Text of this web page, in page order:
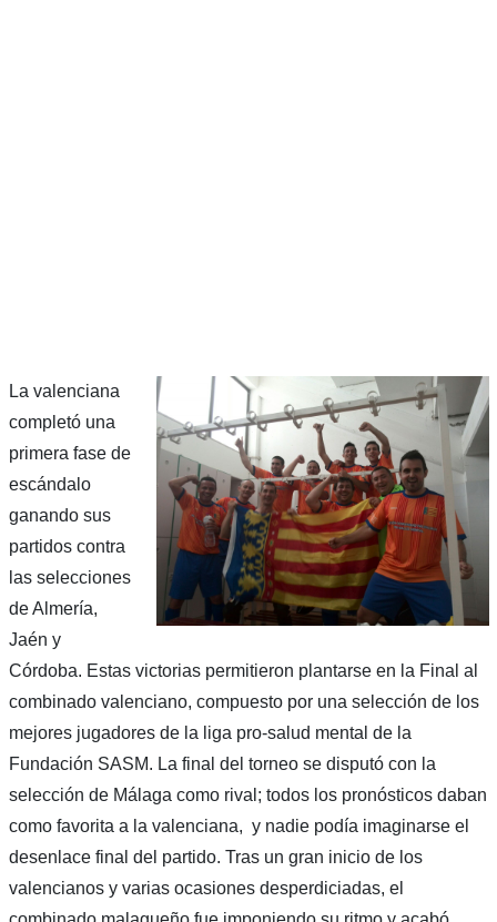
La valenciana
completó una
primera fase de
escándalo
ganando sus
partidos contra
las selecciones
de Almería,
Jaén y
Córdoba. Estas victorias permitieron plantarse en la Final al
combinado valenciano, compuesto por una selección de los
mejores jugadores de la liga pro-salud mental de la
Fundación SASM. La final del torneo se disputó con la
selección de Málaga como rival; todos los pronósticos daban
como favorita a la valenciana, y nadie podía imaginarse el
desenlace final del partido. Tras un gran inicio de los
valencianos y varias ocasiones desperdiciadas, el